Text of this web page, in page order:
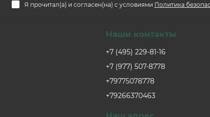
Я прочитал(а) и согласен(на) с условиями Политика
Наши контакты
+7 (495) 229-81-16
+7 (977) 507-8778
+79775078778
+79266370463